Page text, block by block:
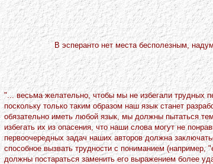
В эсперанто нет места бесполезным,
"... весьма желательно, чтобы мы не избегали трудных
поскольку только таким образом наш язык станет
обязательно иметь любой язык, мы должны пытаться
избегать их из опасения, что наши слова могут не
первоочередных задач наших авторов должна
способное вызвать трудности с пониманием
должны постараться заменить его выражением более